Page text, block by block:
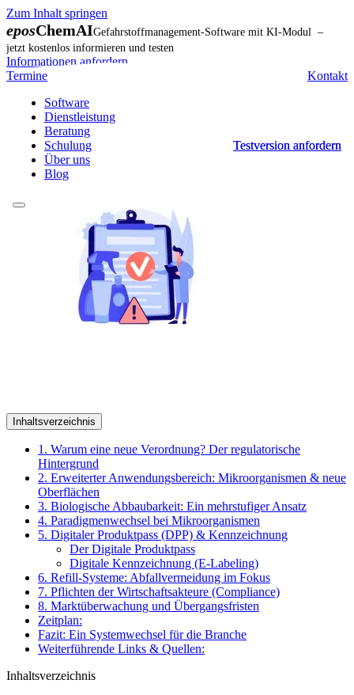
Zum Inhalt springen
eposChemAIGefahrstoffmanagement-Software mit KI-Modul –
jetzt kostenlos informieren und testen
Informationen anfordern
Termine
Kontakt
Software
Dienstleistung
Beratung
Schulung
Über uns
Blog
Testversion anfordern
Testversion anfordern
Inhaltsverzeichnis
1. Warum eine neue Verordnung? Der regulatorische
Hintergrund
2. Erweiterter Anwendungsbereich: Mikroorganismen & neue
Oberflächen
3. Biologische Abbaubarkeit: Ein mehrstufiger Ansatz
4. Paradigmenwechsel bei Mikroorganismen
5. Digitaler Produktpass (DPP) & Kennzeichnung
Der Digitale Produktpass
Digitale Kennzeichnung (E-Labeling)
6. Refill-Systeme: Abfallvermeidung im Fokus
7. Pflichten der Wirtschaftsakteure (Compliance)
8. Marktüberwachung und Übergangsfristen
Zeitplan:
Fazit: Ein Systemwechsel für die Branche
Weiterführende Links & Quellen:
Inhaltsverzeichnis